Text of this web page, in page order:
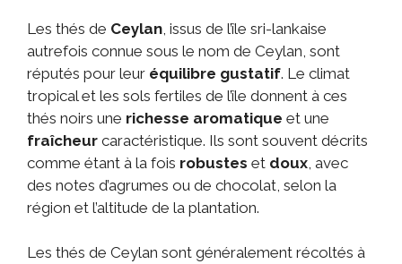
Les thés de Ceylan , issus de l’île sri-lankaise
autrefois connue sous le nom de Ceylan, sont
réputés pour leur équilibre gustatif. Le climat
tropical et les sols fertiles de l’île donnent à ces
thés noirs une richesse aromatique et une
fraîcheur caractéristique. Ils sont souvent décrits
comme étant à la fois robustes et doux , avec
des notes d’agrumes ou de chocolat, selon la
région et l’altitude de la plantation.
Les thés de Ceylan sont généralement récoltés à